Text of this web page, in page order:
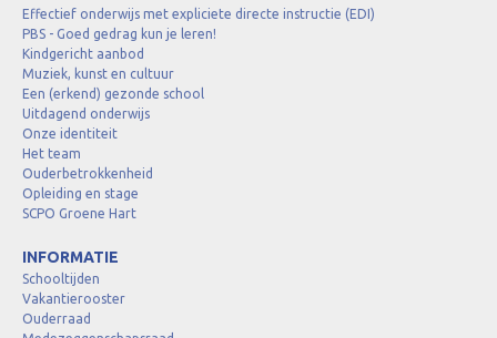
Effectief onderwijs met expliciete directe instructie (EDI)
PBS - Goed gedrag kun je leren!
Kindgericht aanbod
Muziek, kunst en cultuur
Een (erkend) gezonde school
Uitdagend onderwijs
Onze identiteit
Het team
Ouderbetrokkenheid
Opleiding en stage
SCPO Groene Hart
INFORMATIE
Schooltijden
Vakantierooster
Ouderraad